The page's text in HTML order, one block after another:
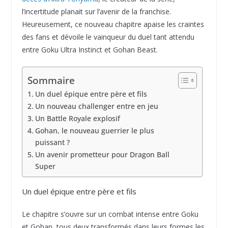
l’incertitude planait sur l’avenir de la franchise.
Heureusement, ce nouveau chapitre apaise les craintes
des fans et dévoile le vainqueur du duel tant attendu
entre Goku Ultra Instinct et Gohan Beast.
Sommaire
Un duel épique entre père et fils
Un nouveau challenger entre en jeu
Un Battle Royale explosif
Gohan, le nouveau guerrier le plus
puissant ?
Un avenir prometteur pour Dragon Ball
Super
Un duel épique entre père et fils
Le chapitre s’ouvre sur un combat intense entre Goku